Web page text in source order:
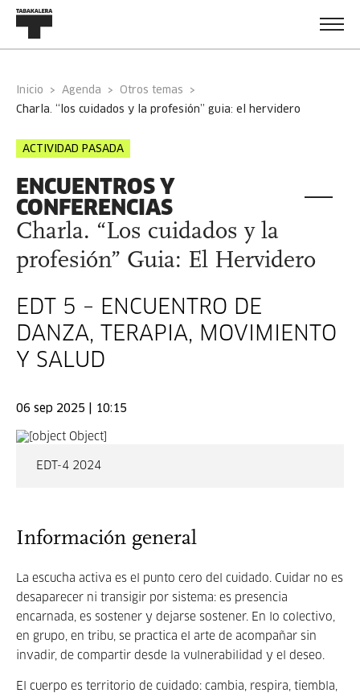
Inicio Agenda
Otros temas
charla. “los cuidados y la profesión” guia: el hervidero
ACTIVIDAD PASADA
ENCUENTROS Y
CONFERENCIAS
Charla. “Los cuidados y la
profesión” Guia: El Hervidero
EDT 5 – ENCUENTRO DE
DANZA, TERAPIA, MOVIMIENTO
Y SALUD
06 sep 2025 | 10:15
EDT-4 2024
Información general
La escucha activa es el punto cero del cuidado. Cuidar no es
desaparecer ni transigir por sistema: es presencia
encarnada, es sostener y dejarse sostener. En lo colectivo,
en grupo, en tribu, se practica el arte de acompañar sin
invadir, de compartir desde la vulnerabilidad y el deseo.
El cuerpo es territorio de cuidado: cambia, respira, tiembla,